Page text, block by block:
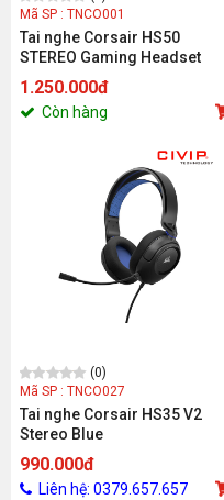
Mã SP : TNCO001
Tai nghe Corsair HS50
STEREO Gaming Headset
Carbon (AP Version)_CA-
9011170-AP
1.250.000đ
Còn hàng
(0)
Mã SP : TNCO027
Tai nghe Corsair HS35 V2
Stereo Blue
990.000đ
Liên hệ: 0379.657.657